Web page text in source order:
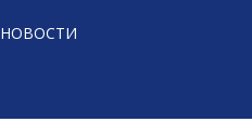
НОВОСТИ